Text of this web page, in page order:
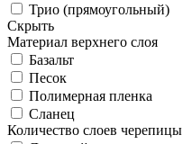
Трио (прямоугольный)
Скрыть
Материал верхнего слоя
Базальт
Песок
Полимерная пленка
Сланец
Количество слоев черепицы